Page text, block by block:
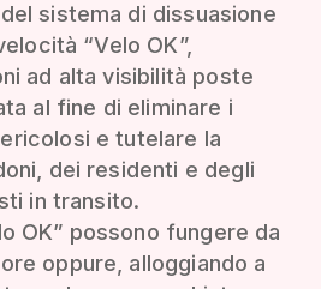
sistema di dissuasione
“Velo OK”,
ad alta visibilità poste
al fine di eliminare i
e tutelare la
dei residenti e degli
in transito.
OK” possono fungere da
oppure, alloggiando a